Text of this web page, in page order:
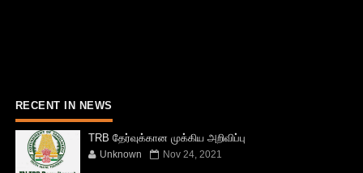
RECENT IN NEWS
TRB தேர்வுக்கான முக்கிய அறிவிப்பு
Unknown Nov 24, 2021